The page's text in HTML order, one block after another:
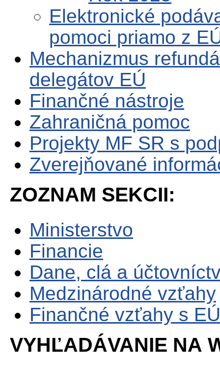
Elektronické
pomoci priamo z
Mechanizmus
delegátov EÚ
Finančné nástroje
Zahraničná pomoc
Projekty MF SR s
Zverejňované
ZOZNAM SEKCII:
Ministerstvo
Financie
Dane, clá a
Medzinárodné vzťahy
Finančné vzťahy s EÚ
VYHĽADÁVANIE NA